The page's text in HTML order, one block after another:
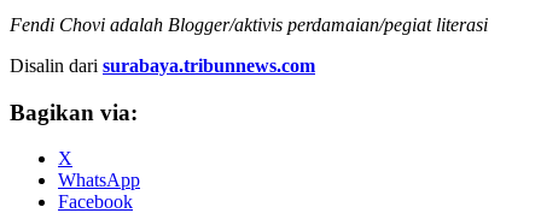
Fendi Chovi adalah Blogger/aktivis perdamaian/pegiat literasi
Disalin dari surabaya.tribunnews.com
Bagikan via:
X
WhatsApp
Facebook